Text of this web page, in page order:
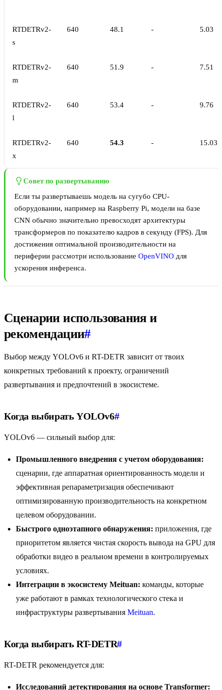
RTDETRv2-
s
640 48.1 - 5.03
RTDETRv2-
m
640 51.9 - 7.51
RTDETRv2-
l
640 53.4 - 9.76
RTDETRv2-
x
640 54.3 - 15.03
Совет по развертыванию
Если ты развертываешь модель на сугубо CPU-
оборудовании, например на Raspberry Pi, модели на базе
CNN обычно значительно превосходят архитектуры
трансформеров по показателю кадров в секунду (FPS). Для
достижения оптимальной производительности на
периферии рассмотри использование OpenVINO для
ускорения инференса.
Сценарии использования и
рекомендации#
Выбор между YOLOv6 и RT-DETR зависит от твоих
конкретных требований к проекту, ограничений
развертывания и предпочтений в экосистеме.
Когда выбирать YOLOv6#
YOLOv6 — сильный выбор для:
Промышленного внедрения с учетом оборудования:
сценарии, где аппаратная ориентированность модели и
эффективная репараметризация обеспечивают
оптимизированную производительность на конкретном
целевом оборудовании.
Быстрого одноэтапного обнаружения: приложения, где
приоритетом является чистая скорость вывода на GPU для
обработки видео в реальном времени в контролируемых
условиях.
Интеграции в экосистему Meituan: команды, которые
уже работают в рамках технологического стека и
инфраструктуры развертывания Meituan.
Когда выбирать RT-DETR#
RT-DETR рекомендуется для:
Исследований детектирования на основе Transformer: